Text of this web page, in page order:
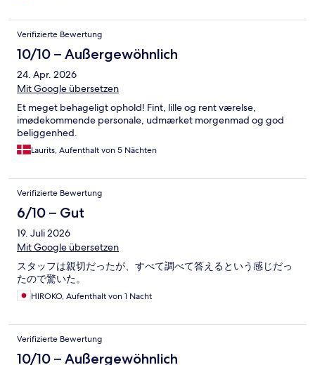
Verifizierte Bewertung
10/10 – Außergewöhnlich
24. Apr. 2026
Mit Google übersetzen
Et meget behageligt ophold! Fint, lille og rent værelse,
imødekommende personale, udmærket morgenmad og god
beliggenhed.
Laurits, Aufenthalt von 5 Nächten
Verifizierte Bewertung
6/10 – Gut
19. Juli 2026
Mit Google übersetzen
スタッフは親切だったが、すべて調べて答えるという感じだっ
たので驚いた。
HIROKO, Aufenthalt von 1 Nacht
Verifizierte Bewertung
10/10 – Außergewöhnlich